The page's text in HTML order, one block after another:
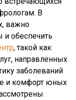
В
важно
обеспечить
, такой как
направленных
заболеваний
и комфорт юных